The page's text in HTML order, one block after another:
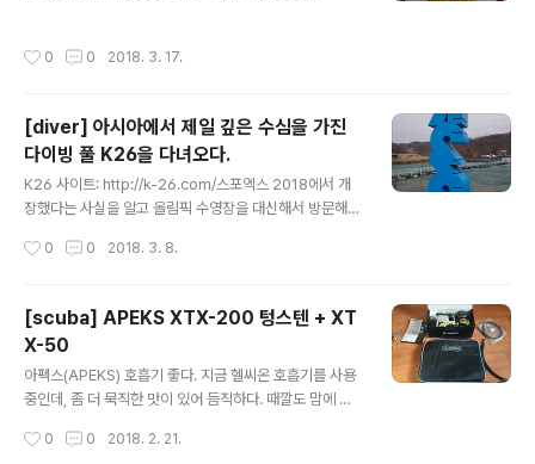
0 0 2018. 3. 17.
[diver] 아시아에서 제일 깊은 수심을 가진
다이빙 풀 K26을 다녀오다.
K26 사이트: http://k-26.com/스포엑스 2018에서 개
장했다는 사실을 알고 올림픽 수영장을 대신해서 방문해봤
을 때는 프리다이버 1팀과 스쿠버다이빙 2팀이 이용하고
로 되어 있어서 3단계로 수심이 나뉜다. AED 제세동기와
산소킷을 비치해두고 있다. 그리고 다이빙 장비들도 이제
막 포장을 뜯은 새제품들이라 깨끗하다. 샤워장이나 탈의
실은 깔끔하다. 탈의실은 바닥에 온돌을 깔아서 따뜻하게
로 교통체증의 지옥을 경험할 가능성이 높고 가격이 높은
0 0 2018. 3. 8.
[scuba] APEKS XTX-200 텅스텐 + XT
X-50
아펙스(APEKS) 호흡기 좋다. 지금 헬씨온 호흡기를 사용
중인데, 좀 더 묵직한 맛이 있어 듬직하다. 때깔도 맘에 든
때는 아펙스 호흡기로...
0 0 2018. 2. 21.